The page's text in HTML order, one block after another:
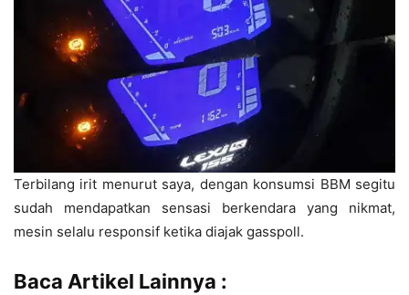
Terbilang irit menurut saya, dengan konsumsi BBM segitu
sudah mendapatkan sensasi berkendara yang nikmat,
mesin selalu responsif ketika diajak gasspoll.
Baca Artikel Lainnya :